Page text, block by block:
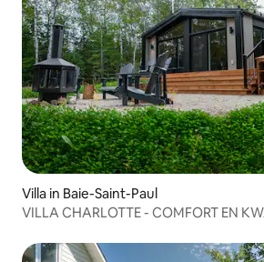
Villa in Baie-Saint-Paul
VILLA CHARLOTTE - COMFORT EN